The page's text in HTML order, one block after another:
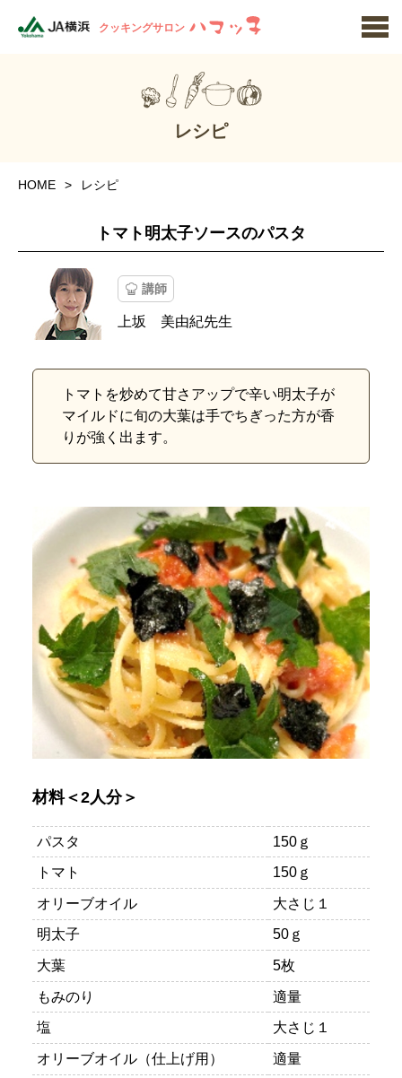
クッキングサロン
レシピ
HOME レシピ
トマト明太子ソースのパスタ
講師
上坂 美由紀先生
トマトを炒めて甘さアップで辛い明太子が
マイルドに旬の大葉は手でちぎった方が香
りが強く出ます。
材料＜2人分＞
パスタ 150ｇ
トマト 150ｇ
オリーブオイル 大さじ１
明太子 50ｇ
大葉 5枚
もみのり 適量
塩 大さじ１
オリーブオイル（仕上げ用） 適量